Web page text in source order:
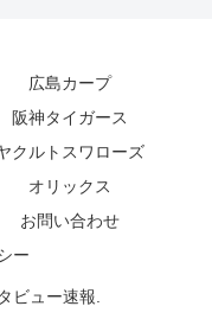
広島カープ
阪神タイガース
クルトスワローズ
オリックス
お問い合わせ
ー
ビュー速報.